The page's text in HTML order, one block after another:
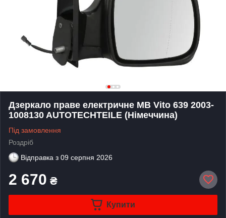
Дзеркало праве електричне MB Vito 639 2003-
1008130 AUTOTECHTEILE (Німеччина)
Під замовлення
Роздріб
Відправка з 09 серпня 2026
2 670 ₴
Купити